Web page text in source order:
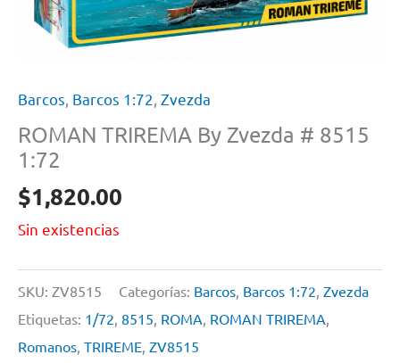
Barcos, Barcos 1:72, Zvezda
ROMAN TRIREMA By Zvezda # 8515
1:72
$1,820.00
Sin existencias
SKU: ZV8515 Categorías: Barcos Barcos 1:72 Zvezda
Etiquetas: 1/72 8515 ROMA ROMAN TRIREMA
Romanos TRIREME ZV8515